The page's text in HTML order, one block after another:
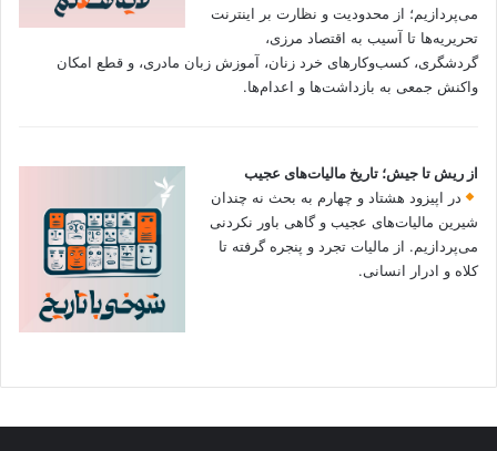
می‌پردازیم؛ از محدودیت و نظارت بر اینترنت
تحریریه‌ها تا آسیب به اقتصاد مرزی،
گردشگری، کسب‌وکارهای خرد زنان، آموزش زبان مادری، و قطع امکان
واکنش جمعی به بازداشت‌ها و اعدام‌ها.
از ریش تا جیش؛ تاریخ مالیات‌های عجیب
در اپیزود هشتاد و چهارم به بحث نه چندان
شیرین مالیات‌های عجیب و گاهی باور نکردنی‌
می‌پردازیم. از مالیات تجرد و پنجره گرفته تا
کلاه و ادرار انسانی.